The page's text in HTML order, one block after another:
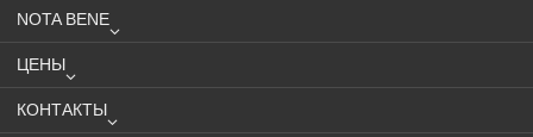
NOTA BENE
ЦЕНЫ
КОНТАКТЫ